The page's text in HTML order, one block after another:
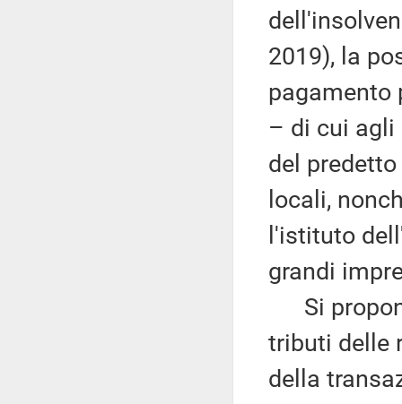
2019), la
pagamento
– di cui agli
del
locali,
l'istituto
grandi
Si
tributi delle
della